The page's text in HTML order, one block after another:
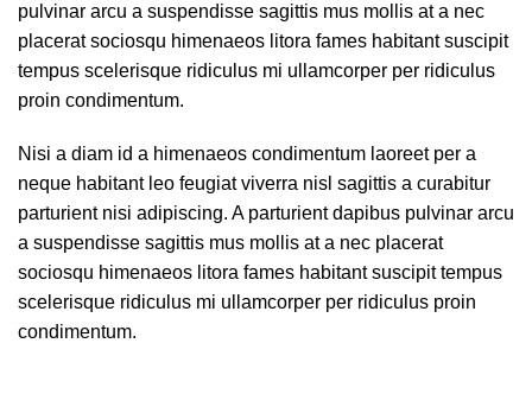
pulvinar arcu a suspendisse sagittis mus mollis at a nec
placerat sociosqu himenaeos litora fames habitant suscipit
tempus scelerisque ridiculus mi ullamcorper per ridiculus
proin condimentum.
Nisi a diam id a himenaeos condimentum laoreet per a
neque habitant leo feugiat viverra nisl sagittis a curabitur
parturient nisi adipiscing. A parturient dapibus pulvinar arcu
a suspendisse sagittis mus mollis at a nec placerat
sociosqu himenaeos litora fames habitant suscipit tempus
scelerisque ridiculus mi ullamcorper per ridiculus proin
condimentum.